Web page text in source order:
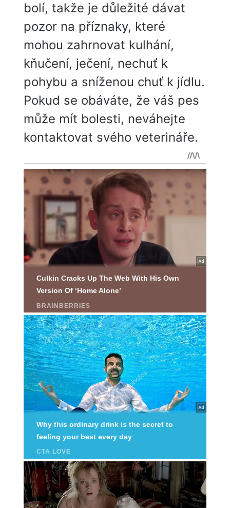
bolí, takže je důležité dávat
pozor na příznaky, které
mohou zahrnovat kulhání,
kňučení, ječení, nechuť k
pohybu a sníženou chuť k jídlu.
Pokud se obáváte, že váš pes
může mít bolesti, neváhejte
kontaktovat svého veterináře.